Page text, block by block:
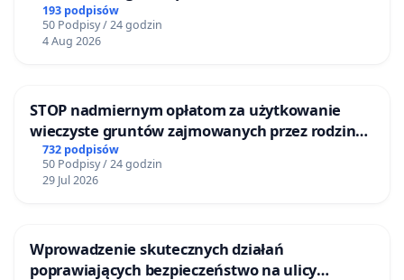
193 podpisów
50 Podpisy / 24 godzin
4 Aug 2026
STOP nadmiernym opłatom za użytkowanie
wieczyste gruntów zajmowanych przez rodzinne
ogrody działkowe.
732 podpisów
50 Podpisy / 24 godzin
29 Jul 2026
Wprowadzenie skutecznych działań
poprawiających bezpieczeństwo na ulicy